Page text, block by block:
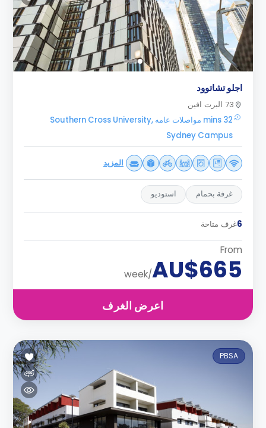
اجلو تشاتوود
73 البرت افين
32 mins مواصلات عامه Southern Cross University,
Sydney Campus
المزيد
غرفة بحمام استوديو
6غرف متاحة
From
AU$665
/week
اعرض الغرف
PBSA